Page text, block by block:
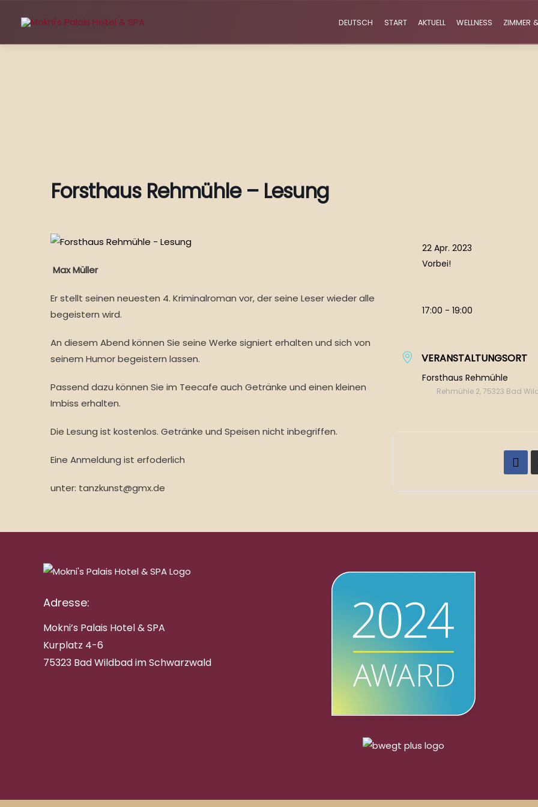
Inhalt
DEUTSCH START AKTUELL WELLNESS ZIMMER
Forsthaus Rehmühle – Lesung
Max Müller
Er stellt seinen neuesten 4. Kriminalroman vor, der seine Leser wieder alle
begeistern wird.
An diesem Abend können Sie seine Werke signiert erhalten und sich von
seinem Humor begeistern lassen.
Passend dazu können Sie im Teecafe auch Getränke und einen kleinen
Imbiss erhalten.
Die Lesung ist kostenlos. Getränke und Speisen nicht inbegriffen.
Eine Anmeldung ist erfoderlich
unter: tanzkunst@gmx.de
22 Apr. 2023
Vorbei!
17:00 - 19:00
VERANSTALTUNGSORT
Forsthaus Rehmühle
Rehmühle 2, 75323 Bad
Adresse:
Mokni’s Palais Hotel & SPA
Kurplatz 4-6
75323 Bad Wildbad im Schwarzwald